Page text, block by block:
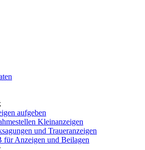
aufgeben
Kleinanzeigen
und Traueranzeigen
für Anzeigen und Beilagen